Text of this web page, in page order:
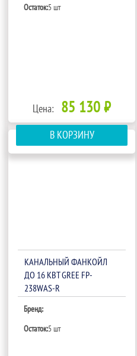
Остаток:5 шт
Цена: 85 130 ₽
В КОРЗИНУ
КАНАЛЬНЫЙ ФАНКОЙЛ
ДО 16 КВТ GREE FP-
238WAS-R
Бренд:
Остаток:5 шт